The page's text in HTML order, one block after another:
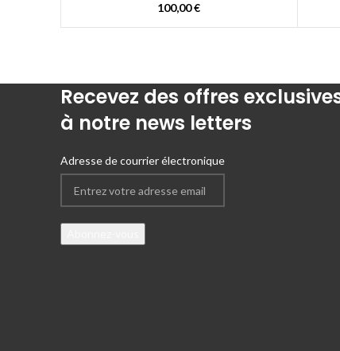
100,00€
Recevez des offres
à notre news letters
Adresse de courrier électronique